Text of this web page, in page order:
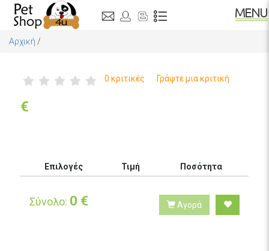
Αρχική /
0 κριτικές Γράψτε μια κριτική
€
Επιλογές Τιμή Ποσότητα
Σύνολο: 0 € Αγορά